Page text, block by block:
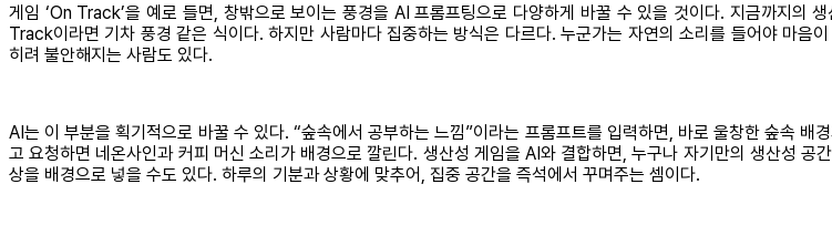
게임 ‘On Track’을 예로 들면, 창밖으로 보이는 풍경을 AI 프롬프팅으로 다양하게 바꿀 수 있을 것이다. 지금까지의
Track이라면 기차 풍경 같은 식이다. 하지만 사람마다 집중하는 방식은 다르다. 누군가는 자연의 소리를 들어야 마음
히려 불안해지는 사람도 있다.
AI는 이 부분을 획기적으로 바꿀 수 있다. “숲속에서 공부하는 느낌”이라는 프롬프트를 입력하면, 바로 울창한 숲속
고 요청하면 네온사인과 커피 머신 소리가 배경으로 깔린다. 생산성 게임을 AI와 결합하면, 누구나 자기만의 생산성
상을 배경으로 넣을 수도 있다. 하루의 기분과 상황에 맞추어, 집중 공간을 즉석에서 꾸며주는 셈이다.